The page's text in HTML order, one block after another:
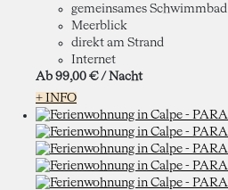
gemeinsames Schwimmbad
Meerblick
direkt am Strand
Internet
Ab 99,00 € / Nacht
+ INFO